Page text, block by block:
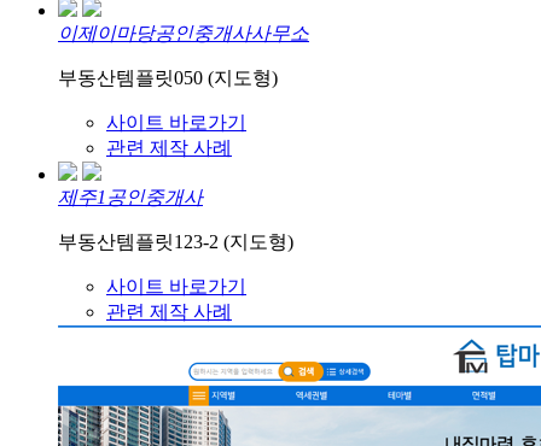
이제이마당공인중개사사무소
부동산템플릿050 (지도형)
사이트 바로가기
관련 제작 사례
제주1공인중개사
부동산템플릿123-2 (지도형)
사이트 바로가기
관련 제작 사례